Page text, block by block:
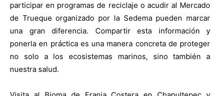
participar en programas de reciclaje o acudir al Mercado
de Trueque organizado por la Sedema pueden marcar
una gran diferencia. Compartir esta información y
ponerla en práctica es una manera concreta de proteger
no solo a los ecosistemas marinos, sino también a
nuestra salud.